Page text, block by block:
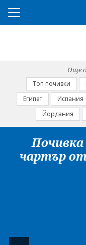
ПОЧИВКИ
Контакти
Политика за лични
Още
Топ почивки
Египет
Испания
Йордания
чартър